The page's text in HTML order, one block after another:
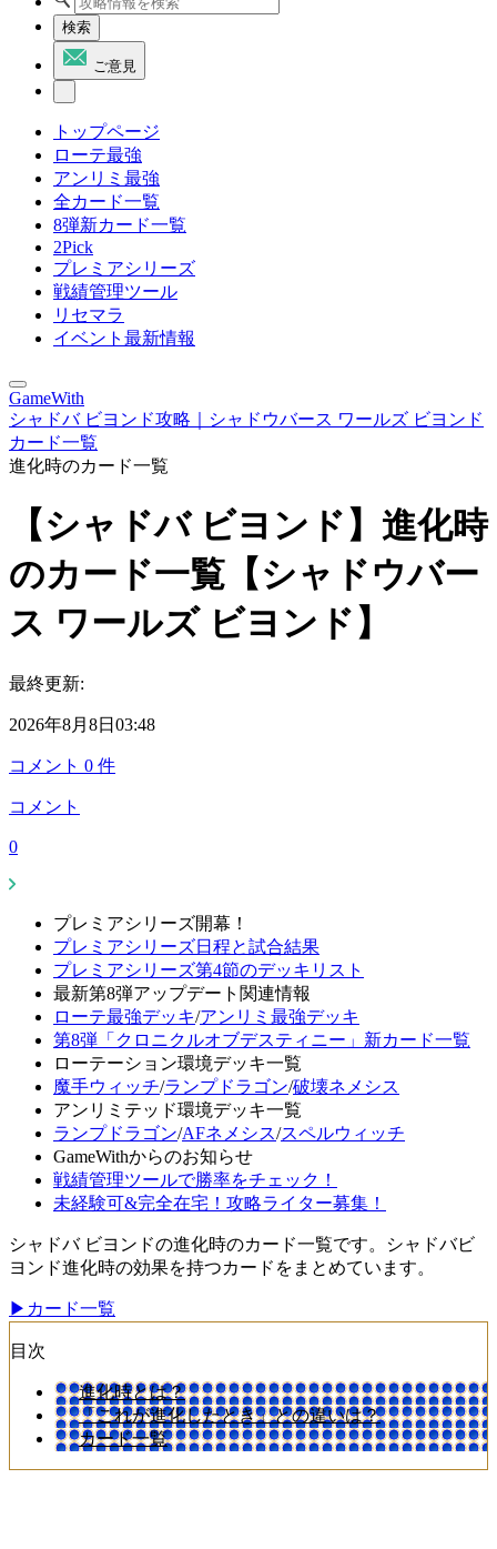
検索
ご意見
トップページ
ローテ最強
アンリミ最強
全カード一覧
8弾新カード一覧
2Pick
プレミアシリーズ
戦績管理ツール
リセマラ
イベント最新情報
GameWith
シャドバ ビヨンド攻略｜シャドウバース ワールズ ビヨンド
カード一覧
進化時のカード一覧
【シャドバ ビヨンド】進化時
のカード一覧【シャドウバー
ス ワールズ ビヨンド】
最終更新:
2026年8月8日03:48
コメント 0 件
コメント
0
プレミアシリーズ開幕！
プレミアシリーズ日程と試合結果
プレミアシリーズ第4節のデッキリスト
最新第8弾アップデート関連情報
ローテ最強デッキ/アンリミ最強デッキ
第8弾「クロニクルオブデスティニー」新カード一覧
ローテーション環境デッキ一覧
魔手ウィッチ/ランプドラゴン/破壊ネメシス
アンリミテッド環境デッキ一覧
ランプドラゴン/AFネメシス/スペルウィッチ
GameWithからのお知らせ
戦績管理ツールで勝率をチェック！
未経験可&完全在宅！攻略ライター募集！
シャドバ ビヨンドの進化時のカード一覧です。シャドバビ
ヨンド進化時の効果を持つカードをまとめています。
▶カード一覧
目次
進化時とは？
「これが進化したとき」との違いは？
カード一覧